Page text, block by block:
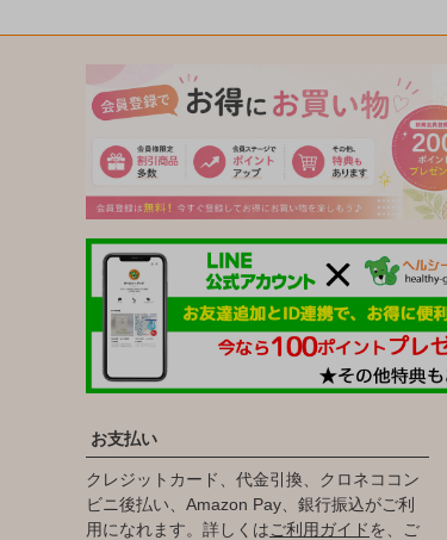
お支払い
クレジットカード、代金引換、クロネココン
ビニ後払い、Amazon Pay、銀行振込がご利
用になれます。詳しくはご利用ガイドを、ご